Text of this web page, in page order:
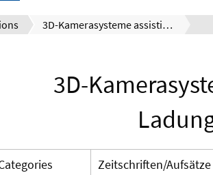
3D-Kamerasysteme assistieren bei der Ladungshandhabung
3D-
Zeitschriften/Aufsätze